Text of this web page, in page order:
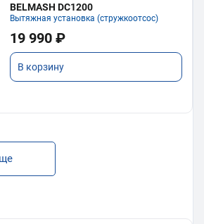
BELMASH DC1200
Вытяжная установка (стружкоотсос)
19 990 ₽
В корзину